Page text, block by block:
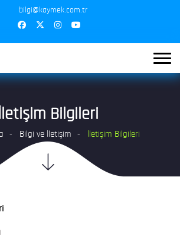
bilgi@kaymek.com.tr
Bilgileri
Bilgi ve İletişim İletişim Bilgileri